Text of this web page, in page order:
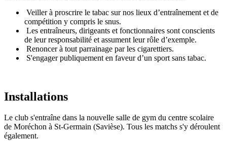
Veiller à proscrire le tabac sur nos lieux d’entraînement et de
compétition y compris le snus.
Les entraîneurs, dirigeants et fonctionnaires sont conscients
de leur responsabilité et assument leur rôle d’exemple.
Renoncer à tout parrainage par les cigarettiers.
S'engager publiquement en faveur d’un sport sans tabac.
Installations
Le club s'entraîne dans la nouvelle salle de gym du centre scolaire
de Moréchon à St-Germain (Savièse). Tous les matchs s'y déroulent
également.